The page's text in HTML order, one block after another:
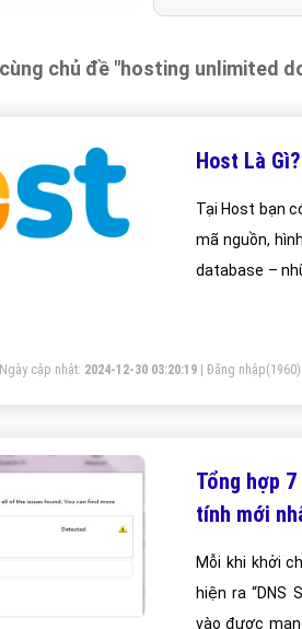
chủ đề "hosting unlimited
Host Là
Tại Host bạn
mã nguồn,
database –
Ngày cập nhật: 2024-12-30 03:20:19 Đăng nhập
Tổng hợp
tính mới
Mỗi khi khởi
hiện ra “DNS
vào được